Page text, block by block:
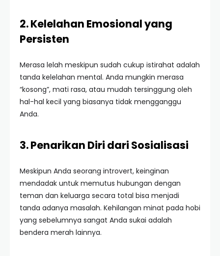
2. Kelelahan Emosional yang
Persisten
Merasa lelah meskipun sudah cukup istirahat adalah
tanda kelelahan mental. Anda mungkin merasa
“kosong”, mati rasa, atau mudah tersinggung oleh
hal-hal kecil yang biasanya tidak mengganggu
Anda.
3. Penarikan Diri dari Sosialisasi
Meskipun Anda seorang introvert, keinginan
mendadak untuk memutus hubungan dengan
teman dan keluarga secara total bisa menjadi
tanda adanya masalah. Kehilangan minat pada hobi
yang sebelumnya sangat Anda sukai adalah
bendera merah lainnya.